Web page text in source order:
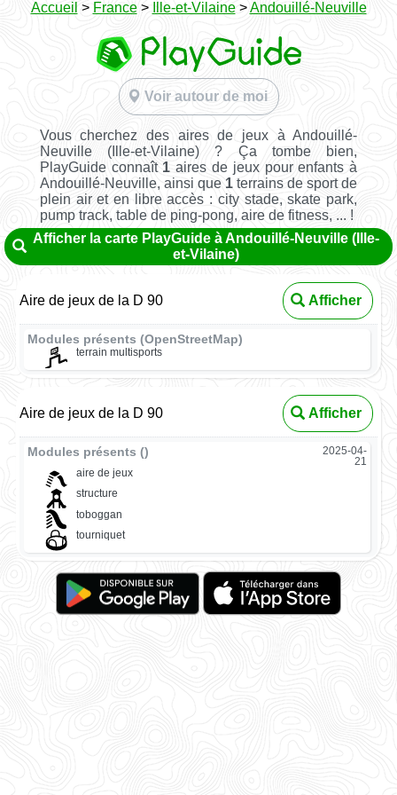
Accueil > France> Ille-et-Vilaine>Andouillé-Neuville
Voir autour de moi
Vous cherchez des aires de jeux à Andouillé-
Neuville (Ille-et-Vilaine) ? Ça tombe bien,
PlayGuide connaît 1 aires de jeux pour enfants à
Andouillé-Neuville, ainsi que 1terrains de sport de
plein air et en libre accès : city stade, skate park,
pump track, table de ping-pong, aire de fitness, ... !
Afficher la carte PlayGuide à Andouillé-Neuville (Ille-
et-Vilaine)
Aire de jeux de la D 90 Afficher
Modules présents (OpenStreetMap)
terrain multisports
Aire de jeux de la D 90 Afficher
Modules présents ()
2025-04-
21
aire de jeux
structure
toboggan
tourniquet